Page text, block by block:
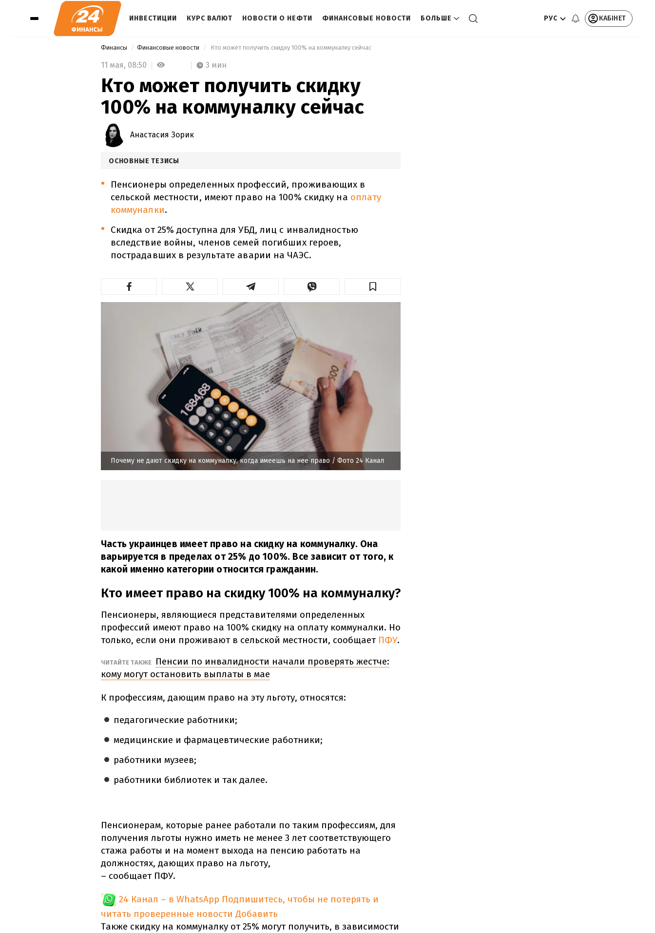
ИНВЕСТИЦИИ КУРС ВАЛЮТ НОВОСТИ О НЕФТИ ФИНАНСОВЫЕ НОВОСТИ БОЛЬШЕ РУС КАБІНЕТ
Финансы Финансовые новости Кто может получить скидку 100% на коммуналку сейчас
11 мая, 08:50 3 мин
Кто может получить скидку
100% на коммуналку сейчас
Анастасия Зорик
ОСНОВНЫЕ ТЕЗИСЫ
Пенсионеры определенных профессий, проживающих в
сельской местности, имеют право на 100% скидку на оплату
коммуналки.
Скидка от 25% доступна для УБД, лиц с инвалидностью
вследствие войны, членов семей погибших героев,
пострадавших в результате аварии на ЧАЭС.
Почему не дают скидку на коммуналку, когда имеешь на нее право / Фото 24 Канал
Часть украинцев имеет право на скидку на коммуналку. Она
варьируется в пределах от 25% до 100%. Все зависит от того, к
какой именно категории относится гражданин.
Кто имеет право на скидку 100% на коммуналку?
Пенсионеры, являющиеся представителями определенных
профессий имеют право на 100% скидку на оплату коммуналки. Но
только, если они проживают в сельской местности, сообщает ПФУ.
ЧИТАЙТЕ ТАКЖЕ
Пенсии по инвалидности начали проверять жестче:
кому могут остановить выплаты в мае
К профессиям, дающим право на эту льготу, относятся:
педагогические работники;
медицинские и фармацевтические работники;
работники музеев;
работники библиотек и так далее.
Пенсионерам, которые ранее работали по таким профессиям, для
получения льготы нужно иметь не менее 3 лет соответствующего
стажа работы и на момент выхода на пенсию работать на
должностях, дающих право на льготу,
– сообщает ПФУ.
24 Канал – в WhatsApp Подпишитесь, чтобы не потерять и
читать проверенные новости Добавить
Также скидку на коммуналку от 25% могут получить, в зависимости